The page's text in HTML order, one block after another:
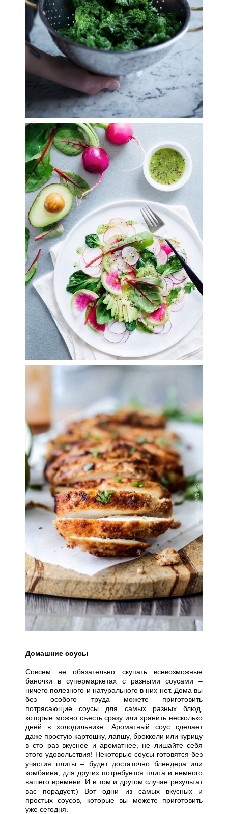
Домашние соусы
Совсем не обязательно скупать всевозможные
баночки в супермаркетах с разными соусами –
ничего полезного и натурального в них нет. Дома вы
без особого труда можете приготовить
потрясающие соусы для самых разных блюд,
которые можно съесть сразу или хранить несколько
дней в холодильнике. Ароматный соус сделает
даже простую картошку, лапшу, брокколи или курицу
в сто раз вкуснее и ароматнее, не лишайте себя
этого удовольствия! Некоторые соусы готовятся без
участия плиты – будет достаточно блендера или
комбаина, для других потребуется плита и немного
вашего времени. И в том и другом случае результат
вас порадует:) Вот одни из самых вкусных и
простых соусов, которые вы можете приготовить
уже сегодня.